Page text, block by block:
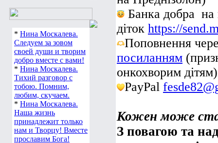
* Нина Москалева.
Следуем за зовом
своей души и творим
добро вместе с вами!
* Нина Москалева.
Тихий разговор с
тобою. Помним,
любим, скучаем.
* Нина Москалева.
Наша жизнь
принадлежит только
нам и Творцу! Вместе
прославим Бога!
Банка добра на
діток https://
Поповнення
посиланням
онкохворим дітям)
PayPal
Кожен може
З повагою та